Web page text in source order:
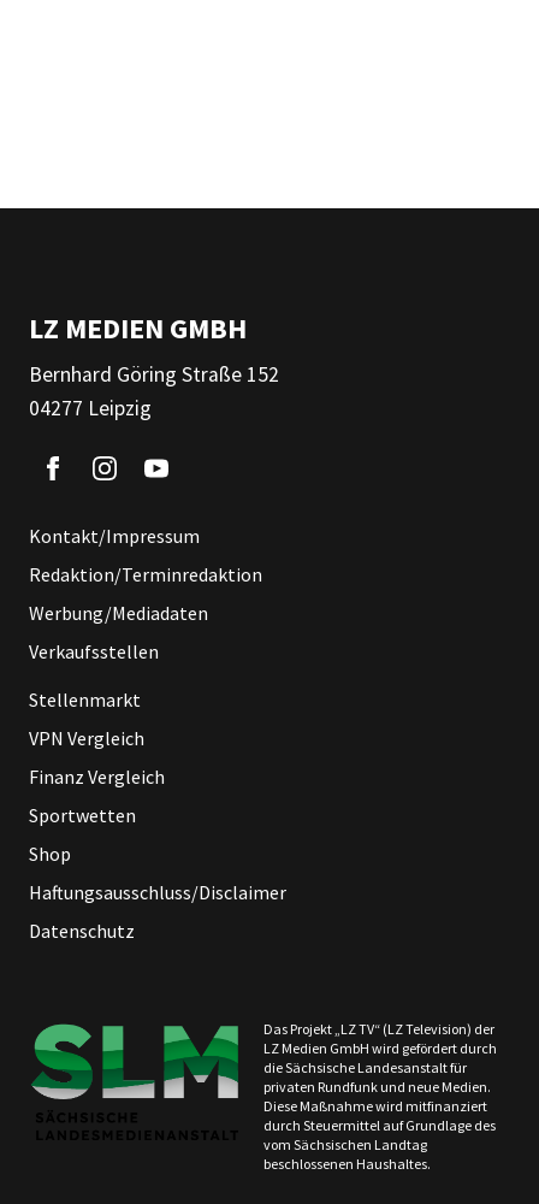
LZ MEDIEN GMBH
Bernhard Göring Straße 152
04277 Leipzig
Kontakt/Impressum
Redaktion/Terminredaktion
Werbung/Mediadaten
Verkaufsstellen
Stellenmarkt
VPN Vergleich
Finanz Vergleich
Sportwetten
Shop
Haftungsausschluss/Disclaimer
Datenschutz
Das Projekt „LZ TV“ (LZ Television) der
LZ Medien GmbH wird gefördert durch
die Sächsische Landesanstalt für
privaten Rundfunk und neue Medien.
Diese Maßnahme wird mitfinanziert
durch Steuermittel auf Grundlage des
vom Sächsischen Landtag
beschlossenen Haushaltes.